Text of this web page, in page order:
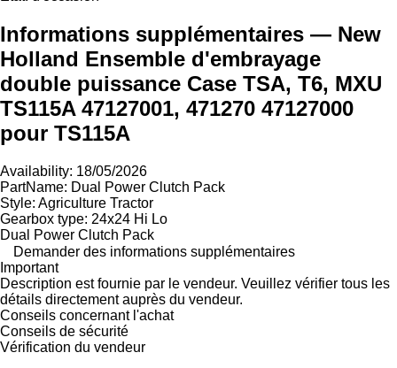
Informations supplémentaires — New
Holland Ensemble d'embrayage
double puissance Case TSA, T6, MXU
TS115A 47127001, 471270 47127000
pour TS115A
Availability: 18/05/2026
PartName: Dual Power Clutch Pack
Style: Agriculture Tractor
Gearbox type: 24x24 Hi Lo
Dual Power Clutch Pack
Demander des informations supplémentaires
Important
Description est fournie par le vendeur. Veuillez vérifier tous les
détails directement auprès du vendeur.
Conseils concernant l'achat
Conseils de sécurité
Vérification du vendeur